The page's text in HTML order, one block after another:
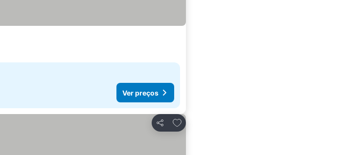
Ver preços
Partilhar
Adicionar aos favoritos